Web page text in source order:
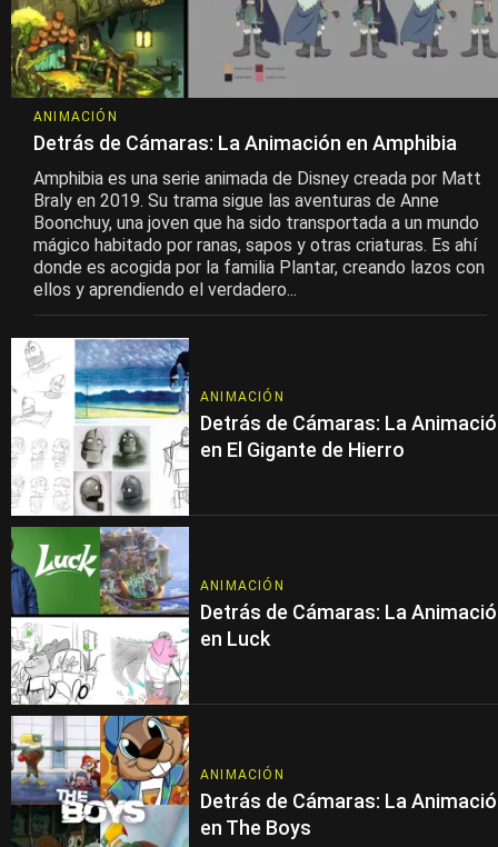
ANIMACIÓN
Detrás de Cámaras: La Animación en Amphibia
Amphibia es una serie animada de Disney creada por Matt
Braly en 2019. Su trama sigue las aventuras de Anne
Boonchuy, una joven que ha sido transportada a un mundo
mágico habitado por ranas, sapos y otras criaturas. Es ahí
donde es acogida por la familia Plantar, creando lazos con
ellos y aprendiendo el verdadero...
ANIMACIÓN
Detrás de Cámaras: La
en El Gigante de Hierro
ANIMACIÓN
Detrás de Cámaras: La
en Luck
ANIMACIÓN
Detrás de Cámaras: La
en The Boys